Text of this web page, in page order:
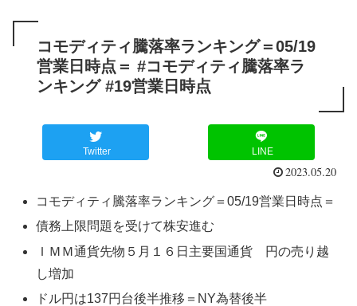
コモディティ騰落率ランキング＝05/19
営業日時点＝ #コモディティ騰落率ラ
ンキング #19営業日時点
Twitter LINE
2023.05.20
コモディティ騰落率ランキング＝05/19営業日時点＝
債務上限問題を受けて株安進む
ＩＭＭ通貨先物５月１６日主要国通貨 円の売り越
し増加
ドル円は137円台後半推移＝NY為替後半